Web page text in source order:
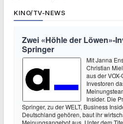
KINO/TV-NEWS
Zwei «Höhle der Löwen»-
Springer
Mit Janna
Christian
aus der
Investoren
Insider. Die
Springer, zu der WELT, Business
Deutschland gehören, baut ihr
Meinungsangebot aus. Unter dem